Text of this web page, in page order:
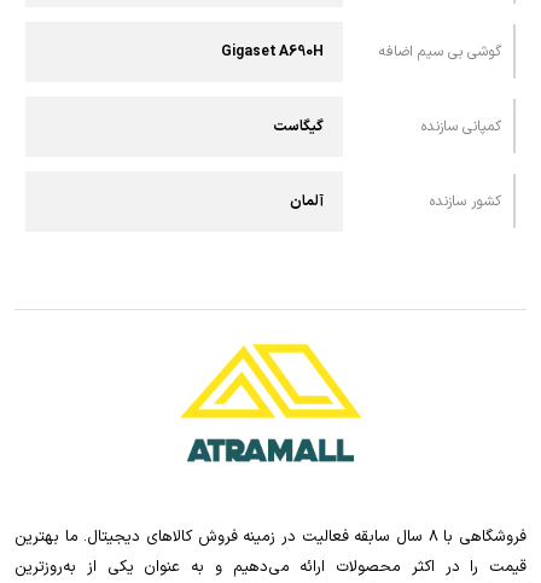
گوشی بی سیم اضافه Gigaset A690H
کمپانی سازنده گیگاست
کشور سازنده آلمان
فروشگاهی با 8 سال سابقه فعالیت در زمینه فروش کالاهای دیجیتال. ما بهترین
قیمت را در اکثر محصولات ارائه می‌دهیم و به عنوان یکی از به‌روزترین